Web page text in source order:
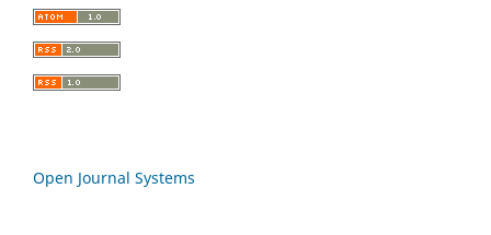
Open Journal Systems